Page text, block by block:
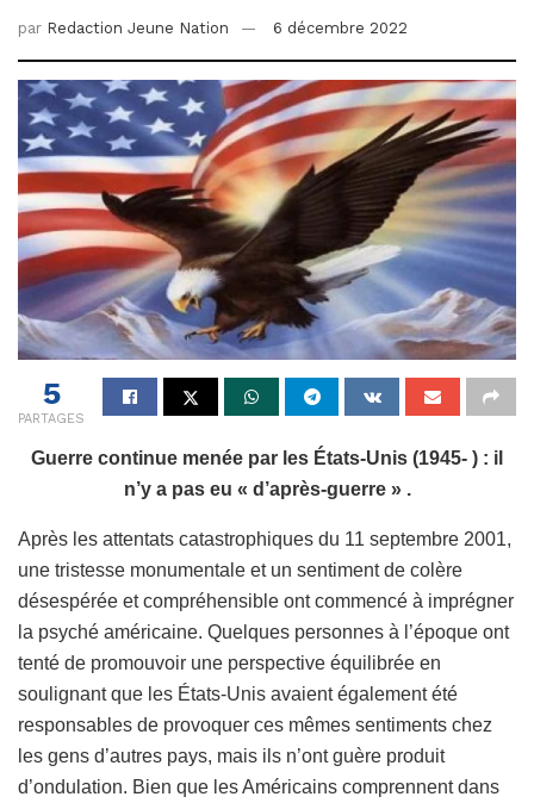
par Redaction Jeune Nation 6 décembre 2022
5
PARTAGES
Guerre continue menée par les États-Unis (1945- ) : il
n’y a pas eu « d’après-guerre » .
Après les attentats catastrophiques du 11 septembre 2001,
une tristesse monumentale et un sentiment de colère
désespérée et compréhensible ont commencé à imprégner
la psyché américaine. Quelques personnes à l’époque ont
tenté de promouvoir une perspective équilibrée en
soulignant que les États-Unis avaient également été
responsables de provoquer ces mêmes sentiments chez
les gens d’autres pays, mais ils n’ont guère produit
d’ondulation. Bien que les Américains comprennent dans